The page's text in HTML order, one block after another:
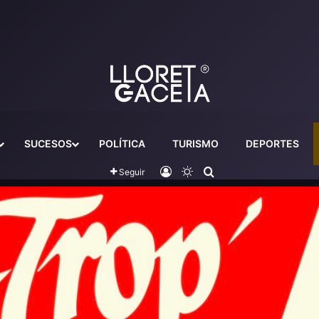
SUCESOS POLÍTICA TURISMO DEPORTES
Seguir Iniciar sesión
Switch skin